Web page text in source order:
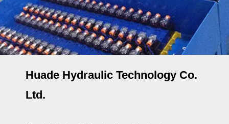
Huade Hydraulic Technology Co.
Ltd.